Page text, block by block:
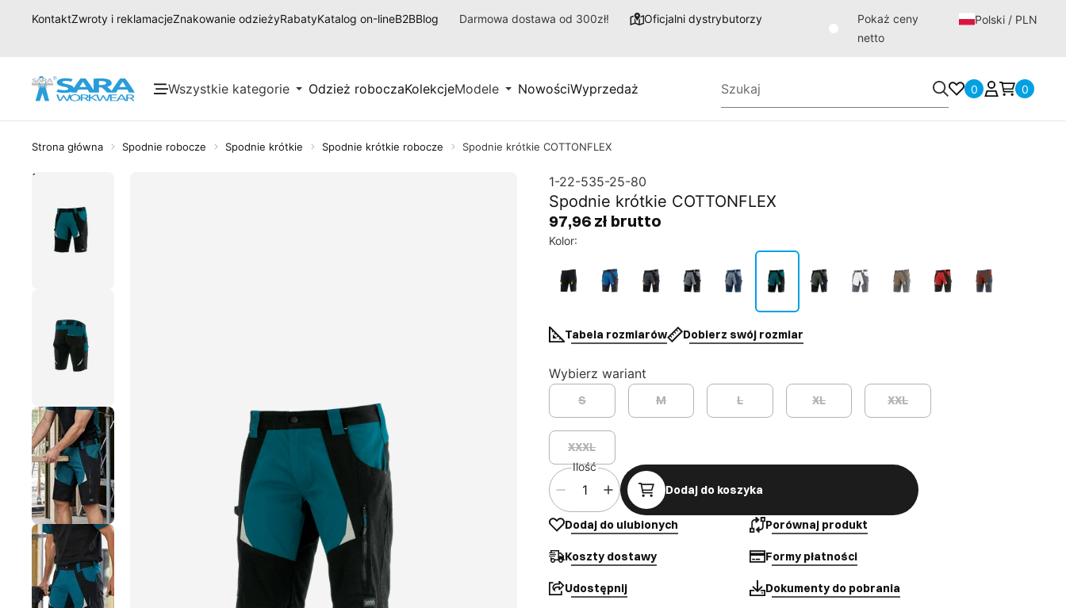
KontaktZwroty i reklamacjeZnakowanie odzieżyRabatyKatalog on-lineB2BBlog Darmowa dostawa od 300zł! Oficjalni dystrybutorzy
Pokaż ceny
netto
Polski / PLN
Wszystkie kategorie Odzież roboczaKolekcjeModele NowościWyprzedaż 0 0
Strona główna Spodnie robocze Spodnie krótkie Spodnie krótkie robocze Spodnie krótkie COTTONFLEX
1-22-535-25-80
Spodnie krótkie COTTONFLEX
97,96 zł brutto
Kolor:
Tabela rozmiarów Dobierz swój rozmiar
Wybierz wariant
S M L XL XXL
XXXL
Ilość
Dodaj do koszyka
Dodaj do ulubionych Porównaj produkt
Koszty dostawy Formy płatności
Udostępnij Dokumenty do pobrania